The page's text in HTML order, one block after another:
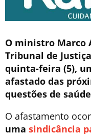
O ministro Marco
Tribunal de
quinta-feira (5),
afastado das
questões de saúde
O afastamento
uma sindicância